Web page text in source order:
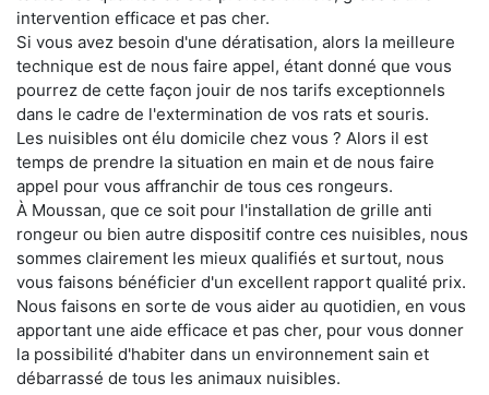
intervention efficace et pas cher.
Si vous avez besoin d'une dératisation, alors la meilleure
technique est de nous faire appel, étant donné que vous
pourrez de cette façon jouir de nos tarifs exceptionnels
dans le cadre de l'extermination de vos rats et souris.
Les nuisibles ont élu domicile chez vous ? Alors il est
temps de prendre la situation en main et de nous faire
appel pour vous affranchir de tous ces rongeurs.
À Moussan, que ce soit pour l'installation de grille anti
rongeur ou bien autre dispositif contre ces nuisibles, nous
sommes clairement les mieux qualifiés et surtout, nous
vous faisons bénéficier d'un excellent rapport qualité prix.
Nous faisons en sorte de vous aider au quotidien, en vous
apportant une aide efficace et pas cher, pour vous donner
la possibilité d'habiter dans un environnement sain et
débarrassé de tous les animaux nuisibles.